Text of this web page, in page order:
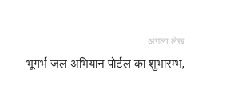
अगला लेख
भूगर्भ जल अभियान पोर्टल का शुभारम्भ,